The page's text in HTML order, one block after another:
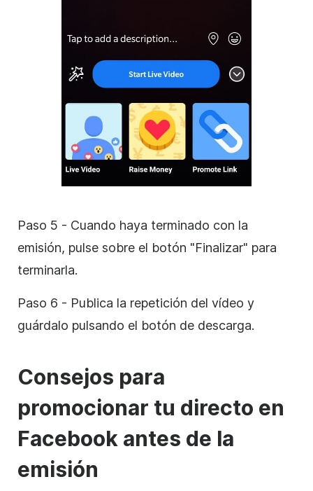
Paso 5 - Cuando haya terminado con la
emisión, pulse sobre el botón "Finalizar" para
terminarla.
Paso 6 - Publica la repetición del vídeo y
guárdalo pulsando el botón de descarga.
Consejos para
promocionar tu directo en
Facebook antes de la
emisión